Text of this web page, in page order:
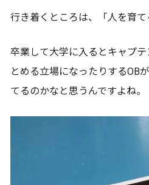
行き着くところは、「人を育て
卒業して大学に入るとキャプ
とめる立場になったりするOB
てるのかなと思うんですよね。